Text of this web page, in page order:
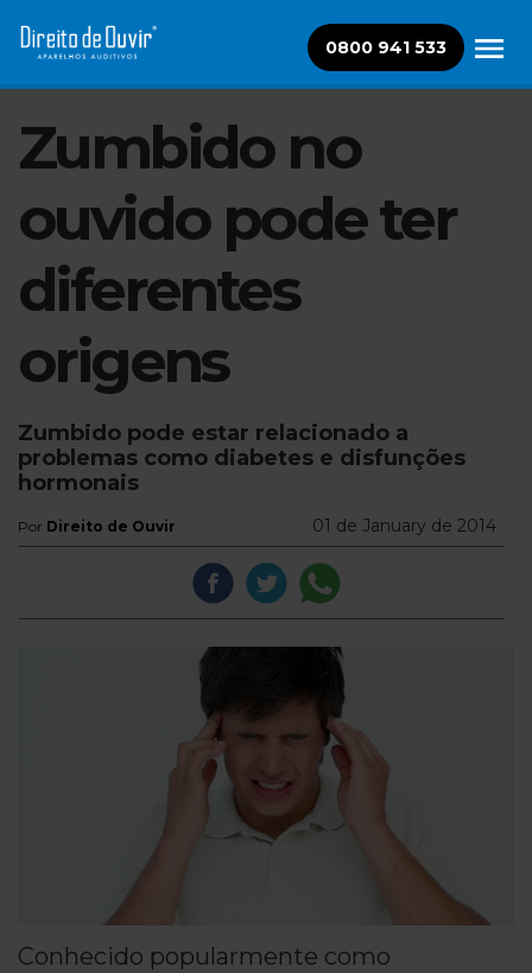
0800 941 533
Zumbido no
ouvido pode ter
diferentes
origens
Zumbido pode estar relacionado a
problemas como diabetes e disfunções
hormonais
Por Direito de Ouvir 01 de January de 2014
Conhecido popularmente como